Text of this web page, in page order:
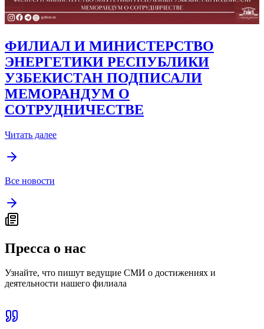
ФИЛИАЛ И МИНИСТЕРСТВО
ЭНЕРГЕТИКИ РЕСПУБЛИКИ
УЗБЕКИСТАН ПОДПИСАЛИ
МЕМОРАНДУМ О
СОТРУДНИЧЕСТВЕ
Читать далее
Все новости
Пресса о нас
Узнайте, что пишут ведущие СМИ о достижениях и
деятельности нашего филиала